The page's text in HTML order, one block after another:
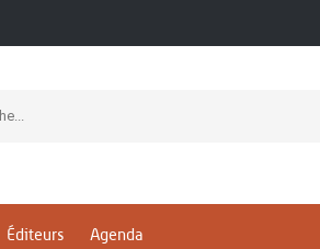
Éditeurs Agenda